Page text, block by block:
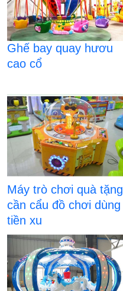
Ghế bay quay hươu
cao cổ
Máy trò chơi quà tặng
cần cẩu đồ chơi dùng
tiền xu